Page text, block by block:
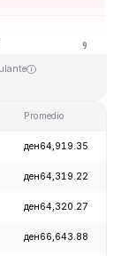
Promedio
ден64,919.35
ден64,319.22
ден64,320.27
ден66,643.88